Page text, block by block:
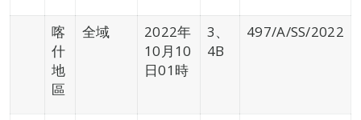
喀
什
地
區
全域
2022年
10月10
日01時
3、
4B
497/A/SS/2022